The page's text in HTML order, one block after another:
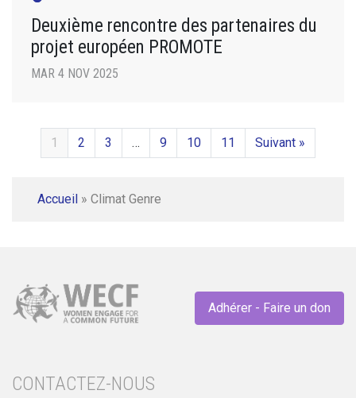
Deuxième rencontre des partenaires du
projet européen PROMOTE
MAR 4 NOV 2025
1 2 3 … 9 10 11 Suivant »
Accueil » Climat Genre
Adhérer - Faire un don
CONTACTEZ-NOUS